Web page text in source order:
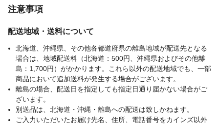
注意事項
配送地域・送料について
北海道、沖縄県、その他各都道府県の離島地域が配送先となる
場合は、地域配送料（北海道：500円、沖縄県およびその他離
島：1,700円）がかかります。これら以外の配送地域でも、一部
商品において追加送料が発生する場合がございます。
離島の場合、配送日を指定しても指定日通り届かない場合がご
ざいます。
別送品は、北海道・沖縄・離島への配送は致しかねます。
ご入力いただいたお届け先名、住所、電話番号をカインズ以外